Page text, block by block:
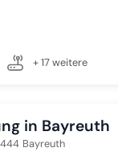
+ 17 weitere
in Bayreuth
Bayreuth